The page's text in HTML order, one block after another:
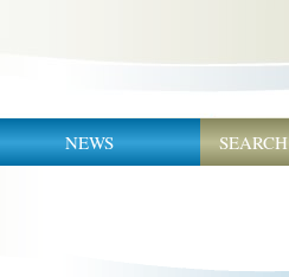
NEWS SEARCH